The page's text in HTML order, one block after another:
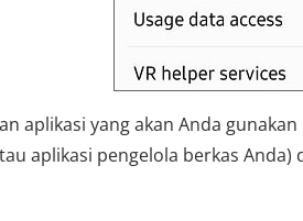
aplikasi yang akan Anda
aplikasi pengelola berkas